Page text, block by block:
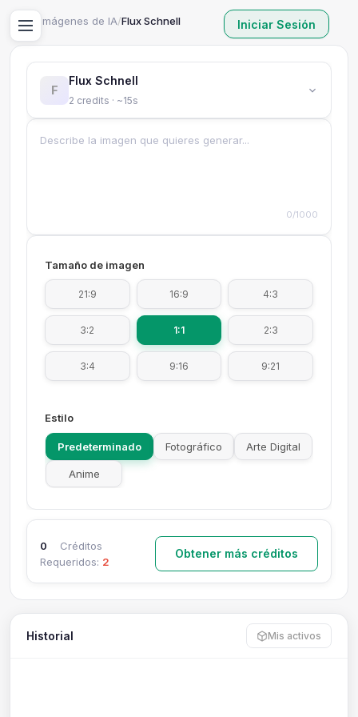
Inicio Imágenes de IA/Flux Schnell
F
Flux Schnell
2 credits · ~15s
0/1000
Tamaño de imagen
21:9 16:9 4:3
3:2 1:1 2:3
3:4 9:16 9:21
Estilo
Predeterminado Fotográfico Arte Digital
Anime
0
Créditos
Requeridos: 2
Obtener más créditos
Historial Mis activos
Iniciar Sesión